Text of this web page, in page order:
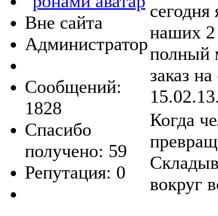
Вне сайта
Администратор
Сообщений:
1828
Спасибо
получено: 59
Репутация: 0
наших 2
полный
заказ
Когда
вокруг